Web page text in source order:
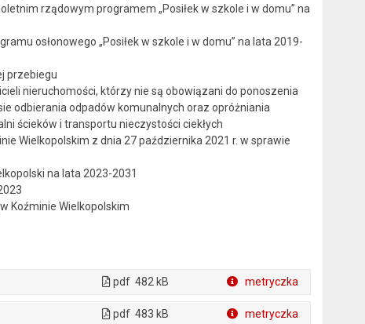
rządowym programem „Posiłek w szkole i w domu” na
osłonowego „Posiłek w szkole i w domu” na lata 2019-
przebiegu
nieruchomości, którzy nie są obowiązani do ponoszenia
odbierania odpadów komunalnych oraz opróżniania
ścieków i transportu nieczystości ciekłych
Wielkopolskim z dnia 27 października 2021 r. w sprawie
na lata 2023-2031
Koźminie Wielkopolskim
pdf 482 kB metryczka
pdf 483 kB metryczka